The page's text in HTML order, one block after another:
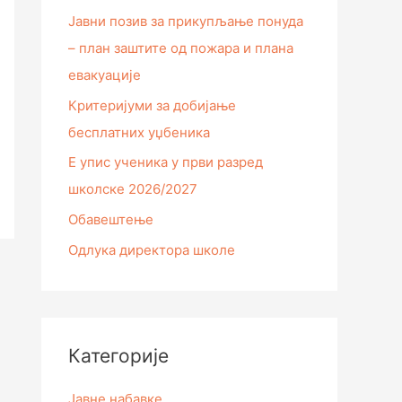
Јавни позив за прикупљање понуда
– план заштите од пожара и плана
евакуације
Критеријуми за добијање
бесплатних уџбеника
Е упис ученика у први разред
школске 2026/2027
Обавештење
Одлука директора школе
Категорије